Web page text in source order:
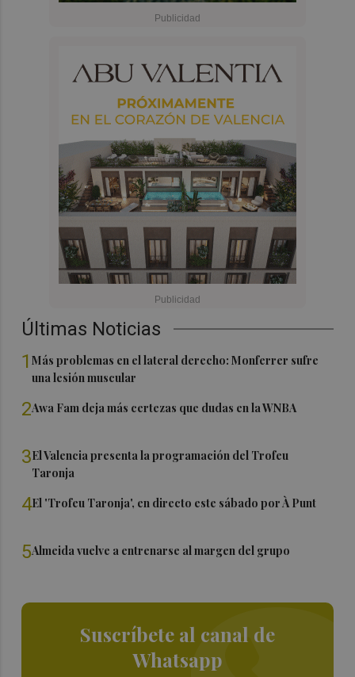
Últimas Noticias
1Más problemas en el lateral derecho: Monferrer sufre
una lesión muscular
2Awa Fam deja más certezas que dudas en la WNBA
3El Valencia presenta la programación del Trofeu
Taronja
4El 'Trofeu Taronja', en directo este sábado por À Punt
5Almeida vuelve a entrenarse al margen del grupo
Suscríbete al canal de
Whatsapp